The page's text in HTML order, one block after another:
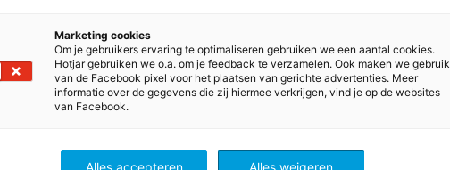
Marketing cookies
Om je gebruikers ervaring te optimaliseren gebruiken we een aantal cookies.
Hotjar gebruiken we o.a. om je feedback te verzamelen. Ook maken we gebruik
van de Facebook pixel voor het plaatsen van gerichte advertenties. Meer
informatie over de gegevens die zij hiermee verkrijgen, vind je op de websites
van Facebook.
Alles accepteren Alles weigeren